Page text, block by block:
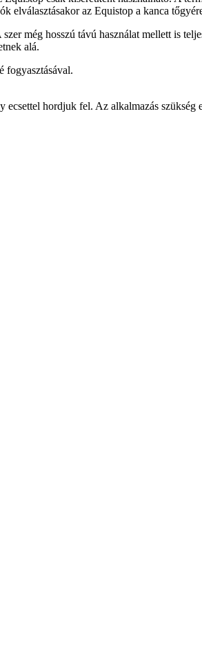
elválasztásakor az Equistop a kanca
még hosszú távú használat mellett is
alá.
fogyasztásával.
hordjuk fel. Az alkalmazás szükség